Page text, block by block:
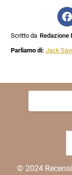
Scritto da Redazione
Parliamo di:Jack
Ricerca
© 2024